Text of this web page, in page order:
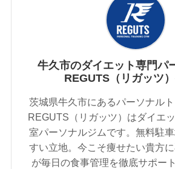
牛久市のダイエット専門パ
REGUTS（リガッツ
茨城県牛久市にあるパーソナル
REGUTS（リガッツ）はダイエ
室パーソナルジムです。無料駐
すい立地。今こそ痩せたい貴方
が毎日の食事管理を徹底サポー